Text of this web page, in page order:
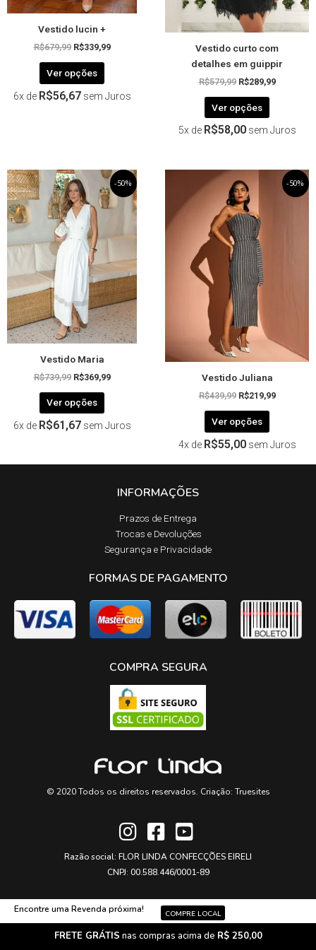
Vestido lucin +
R$679,99 R$339,99
Ver opções
página
do
produto
6x de R$56,67 sem Juros
Vestido curto com
detalhes em guippir
R$579,99 R$289,99
Ver opções
página
do
produto
5x de R$58,00 sem Juros
-50%
Vestido Maria
R$739,99
O
preço
original
era:
R$739,99.
R$369,99
O
preço
atual
é:
Ver opções
Este
produto
tem
variantes.
opções
podem
ser
escolhidas
na
página
produto
6x de R$61,67 sem Juros
-50%
Vestido Juliana
R$439,99
preço
original
era:
R$439,99.
R$219,99
preço
atual
Ver opções
Este
produto
página
do
produto
4x de R$55,00 sem Juros
INFORMAÇÕES
Prazos de Entrega​
Trocas e Devoluções​
Segurança e Privacidade
FORMAS DE PAGAMENTO
COMPRA SEGURA
© 2020 Todos os direitos reservados. Criação: Truesites
Razão social: FLOR LINDA CONFECÇÕES EIRELI
CNPJ: 00.588.446/0001-89
Encontre uma Revenda próxima! COMPRE LOCAL
FRETE GRÁTIS nas compras acima de R$ 250,00